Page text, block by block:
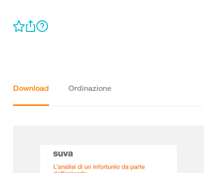
Download Ordinazione